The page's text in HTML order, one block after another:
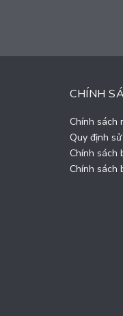
CHÍNH
Chính sách
Quy định
Chính sách
Chính sách